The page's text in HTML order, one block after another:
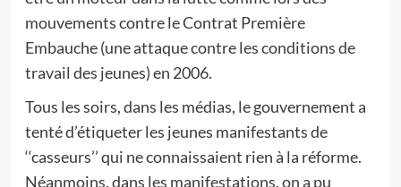
mouvements contre le Contrat Première
Embauche (une attaque contre les conditions de
travail des jeunes) en 2006.
Tous les soirs, dans les médias, le gouvernement a
tenté d’étiqueter les jeunes manifestants de
‘‘casseurs’’ qui ne connaissaient rien à la réforme.
Néanmoins, dans les manifestations, on a pu